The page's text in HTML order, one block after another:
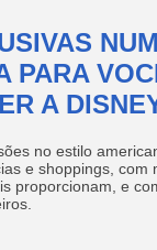
PARA
A
no estilo
e shoppings, com
proporcionam, e